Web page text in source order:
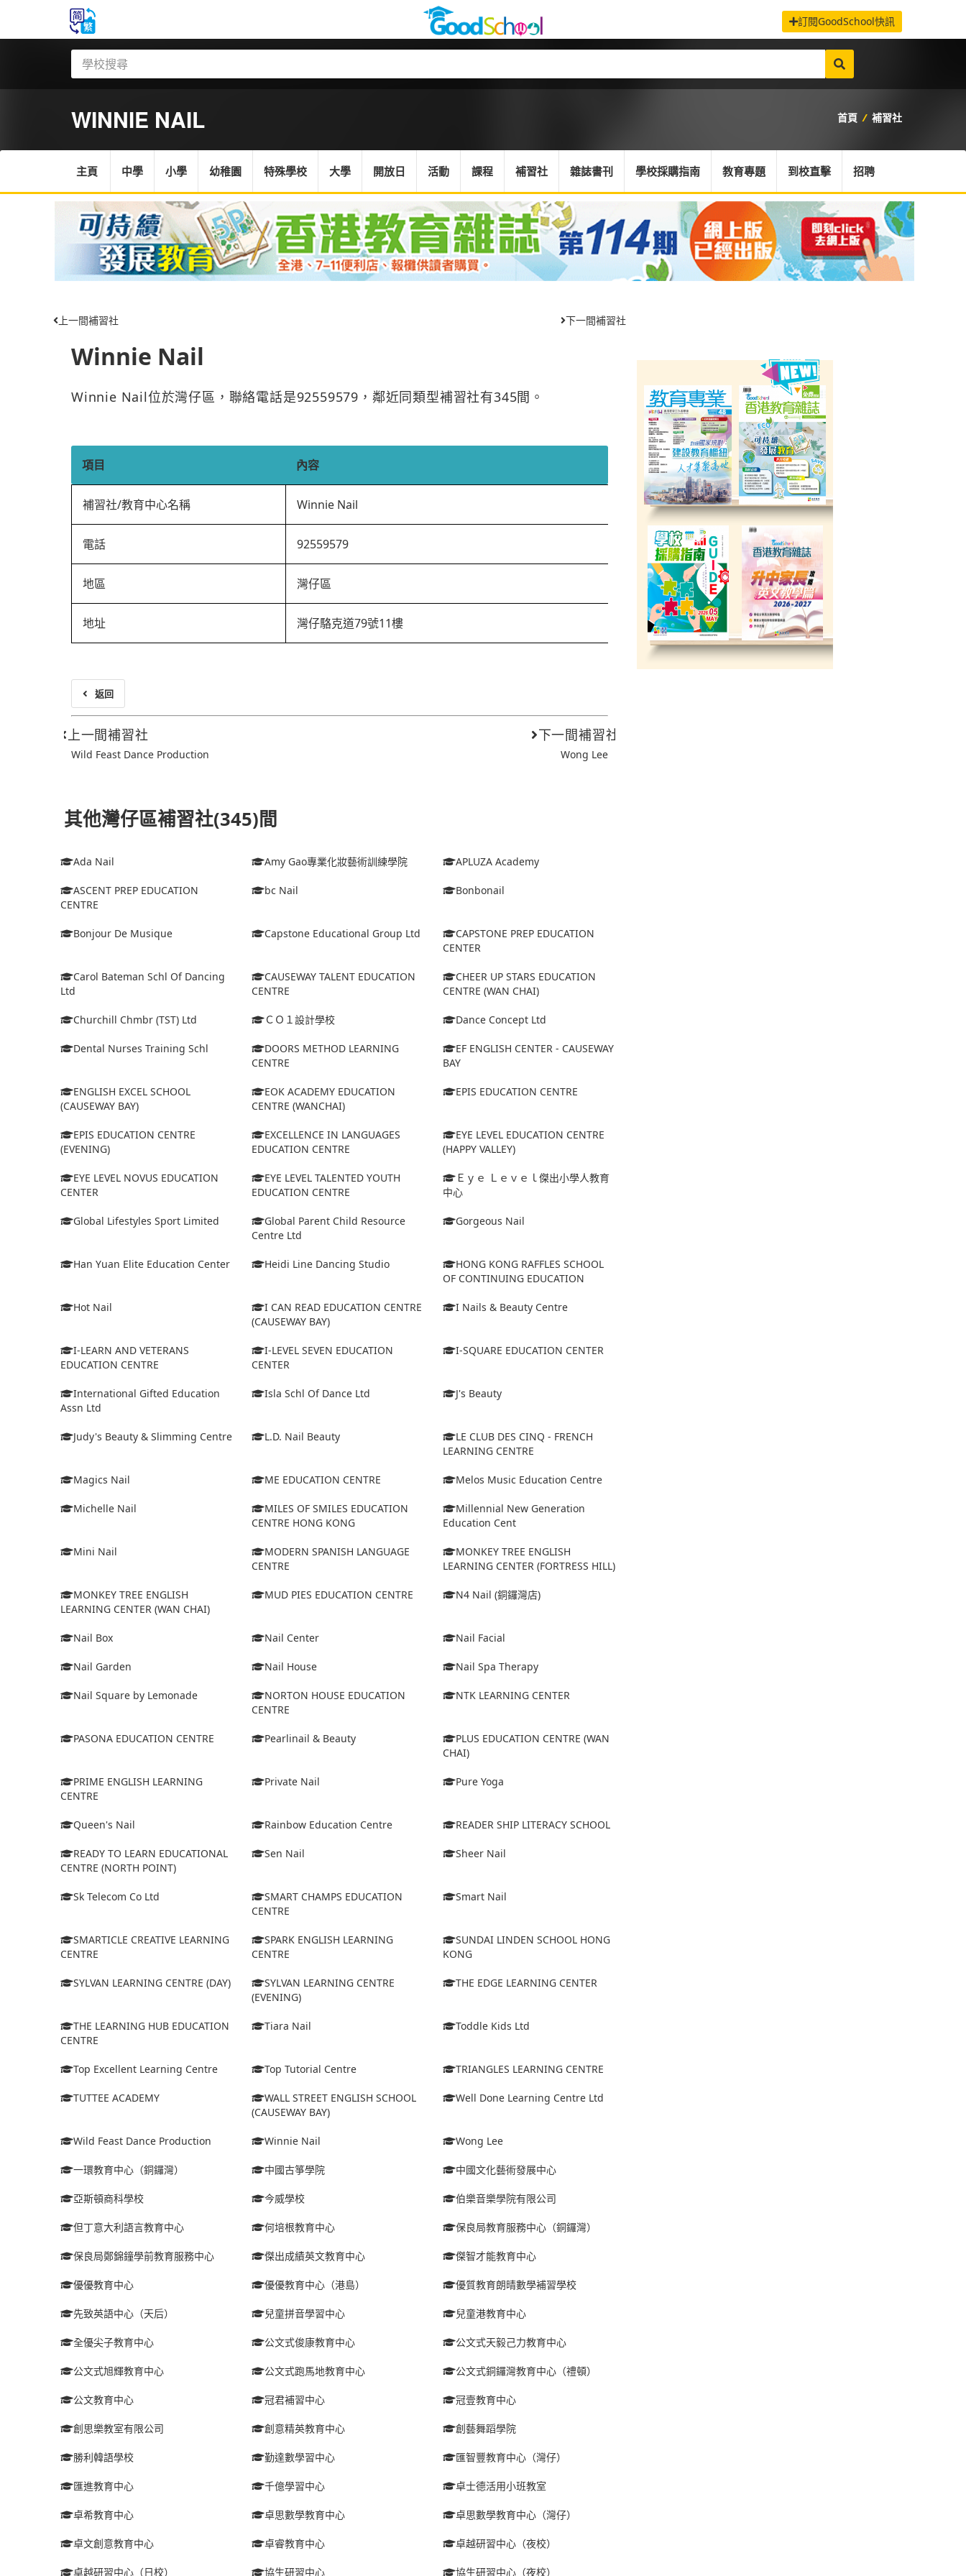
訂閱GoodSchool快訊
WINNIE NAIL 首頁 / 補習社
主頁 中學 小學 幼稚園 特殊學校 大學 開放日 活動 課程 補習社 雜誌書刊 學校採購指南 教育專題 到校直擊 招聘
上一間補習社 下一間補習社
Winnie Nail
Winnie Nail位於灣仔區，聯絡電話是92559579，鄰近同類型補習社有345間。
項目 內容
補習社/教育中心名稱 Winnie Nail
電話 92559579
地區 灣仔區
地址 灣仔駱克道79號11樓
返回
上一間補習社
Wild Feast Dance Production
下一間補習社
Wong Lee
其他灣仔區補習社(345)間
Ada Nail Amy Gao專業化妝藝術訓練學院 APLUZA Academy
ASCENT PREP EDUCATION
CENTRE
bc Nail Bonbonail
Bonjour De Musique Capstone Educational Group Ltd
CAPSTONE PREP EDUCATION
CENTER
Carol Bateman Schl Of Dancing
Ltd
CAUSEWAY TALENT EDUCATION
CENTRE
CHEER UP STARS EDUCATION
CENTRE (WAN CHAI)
Churchill Chmbr (TST) Ltd ＣＯ１設計學校 Dance Concept Ltd
Dental Nurses Training Schl
DOORS METHOD LEARNING
CENTRE
EF ENGLISH CENTER - CAUSEWAY
BAY
ENGLISH EXCEL SCHOOL
(CAUSEWAY BAY)
EOK ACADEMY EDUCATION
CENTRE (WANCHAI)
EPIS EDUCATION CENTRE
EPIS EDUCATION CENTRE
(EVENING)
EXCELLENCE IN LANGUAGES
EDUCATION CENTRE
EYE LEVEL EDUCATION CENTRE
(HAPPY VALLEY)
EYE LEVEL NOVUS EDUCATION
CENTER
EYE LEVEL TALENTED YOUTH
EDUCATION CENTRE
Ｅｙｅ Ｌｅｖｅｌ傑出小學人教育
中心
Global Lifestyles Sport Limited
Global Parent Child Resource
Centre Ltd
Gorgeous Nail
Han Yuan Elite Education Center Heidi Line Dancing Studio
HONG KONG RAFFLES SCHOOL
OF CONTINUING EDUCATION
Hot Nail
I CAN READ EDUCATION CENTRE
(CAUSEWAY BAY)
I Nails & Beauty Centre
I-LEARN AND VETERANS
EDUCATION CENTRE
I-LEVEL SEVEN EDUCATION
CENTER
I-SQUARE EDUCATION CENTER
International Gifted Education
Assn Ltd
Isla Schl Of Dance Ltd J's Beauty
Judy's Beauty & Slimming Centre L.D. Nail Beauty
LE CLUB DES CINQ - FRENCH
LEARNING CENTRE
Magics Nail ME EDUCATION CENTRE Melos Music Education Centre
Michelle Nail
MILES OF SMILES EDUCATION
CENTRE HONG KONG
Millennial New Generation
Education Cent
Mini Nail
MODERN SPANISH LANGUAGE
CENTRE
MONKEY TREE ENGLISH
LEARNING CENTER (FORTRESS HILL)
MONKEY TREE ENGLISH
LEARNING CENTER (WAN CHAI)
MUD PIES EDUCATION CENTRE N4 Nail (銅鑼灣店)
Nail Box Nail Center Nail Facial
Nail Garden Nail House Nail Spa Therapy
Nail Square by Lemonade
NORTON HOUSE EDUCATION
CENTRE
NTK LEARNING CENTER
PASONA EDUCATION CENTRE Pearlinail & Beauty
PLUS EDUCATION CENTRE (WAN
CHAI)
PRIME ENGLISH LEARNING
CENTRE
Private Nail Pure Yoga
Queen's Nail Rainbow Education Centre READER SHIP LITERACY SCHOOL
READY TO LEARN EDUCATIONAL
CENTRE (NORTH POINT)
Sen Nail Sheer Nail
Sk Telecom Co Ltd
SMART CHAMPS EDUCATION
CENTRE
Smart Nail
SMARTICLE CREATIVE LEARNING
CENTRE
SPARK ENGLISH LEARNING
CENTRE
SUNDAI LINDEN SCHOOL HONG
KONG
SYLVAN LEARNING CENTRE (DAY)
SYLVAN LEARNING CENTRE
(EVENING)
THE EDGE LEARNING CENTER
THE LEARNING HUB EDUCATION
CENTRE
Tiara Nail Toddle Kids Ltd
Top Excellent Learning Centre Top Tutorial Centre TRIANGLES LEARNING CENTRE
TUTTEE ACADEMY
WALL STREET ENGLISH SCHOOL
(CAUSEWAY BAY)
Well Done Learning Centre Ltd
Wild Feast Dance Production Winnie Nail Wong Lee
一環教育中心（銅鑼灣） 中國古箏學院 中國文化藝術發展中心
亞斯頓商科學校 今威學校 伯樂音樂學院有限公司
但丁意大利語言教育中心 何培根教育中心 保良局教育服務中心（銅鑼灣）
保良局鄭錦鐘學前教育服務中心 傑出成績英文教育中心 傑智才能教育中心
優優教育中心 優優教育中心（港島） 優質教育朗晴數學補習學校
先致英語中心（天后） 兒童拼音學習中心 兒童港教育中心
全優尖子教育中心 公文式俊康教育中心 公文式天毅己力教育中心
公文式旭輝教育中心 公文式跑馬地教育中心 公文式銅鑼灣教育中心（禮頓）
公文教育中心 冠君補習中心 冠壹教育中心
創思樂教室有限公司 創意精英教育中心 創藝舞蹈學院
勝利韓語學校 勤達數學習中心 匯智豐教育中心（灣仔）
匯進教育中心 千億學習中心 卓士德活用小班教室
卓希教育中心 卓思數學教育中心 卓思數學教育中心（灣仔）
卓文創意教育中心 卓睿教育中心 卓越研習中心（夜校）
卓越研習中心（日校） 協生研習中心 協生研習中心（夜校）